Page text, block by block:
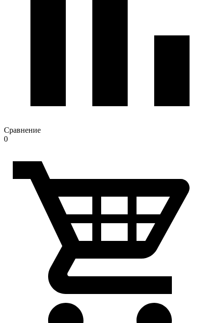
Сравнение
0